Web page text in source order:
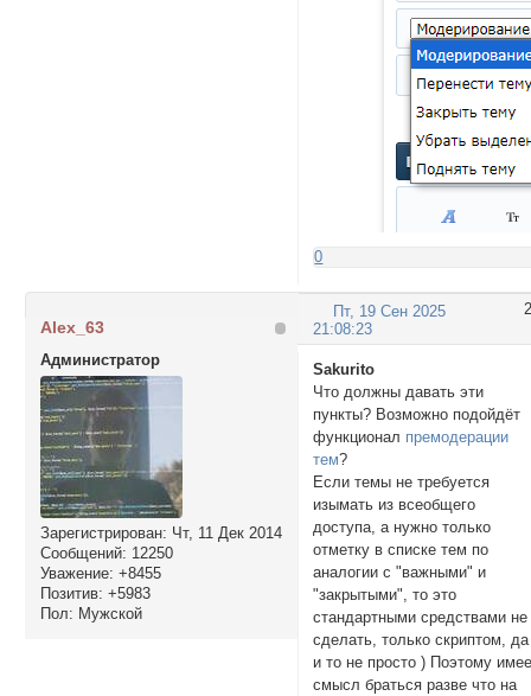
if
        }
if
        }
    }
0
2
Пт, 19 Сен 2025
21:08:23
Alex_63
Администратор
Зарегистрирован: Чт, 11 Дек 2014
Сообщений: 12250
Уважение: +8455
Позитив: +5983
Пол: Мужской
Sakurito
Что должны давать эти
пункты? Возможно подойдёт
функционал премодерации
тем?
Если темы не требуется
изымать из всеобщего
доступа, а нужно только
отметку в списке тем по
аналогии с "важными" и
"закрытыми", то это
стандартными средствами не
сделать, только скриптом, да
и то не просто ) Поэтому
смысл браться разве что на